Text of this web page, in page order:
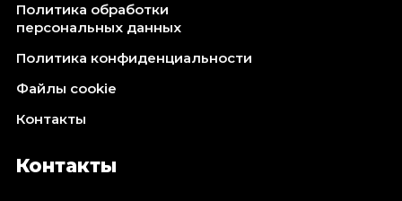
Политика обработки
персональных данных
Политика конфиденциальности
Файлы cookie
Контакты
Контакты